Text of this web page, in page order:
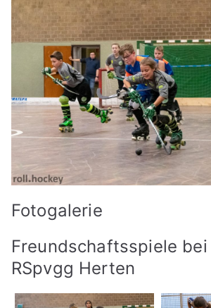
Fotogalerie
Freundschaftsspiele
RSpvgg Herten